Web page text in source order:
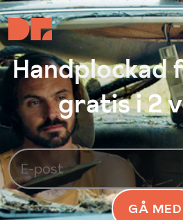
Handplockad
gratis i 2
GÅ MED